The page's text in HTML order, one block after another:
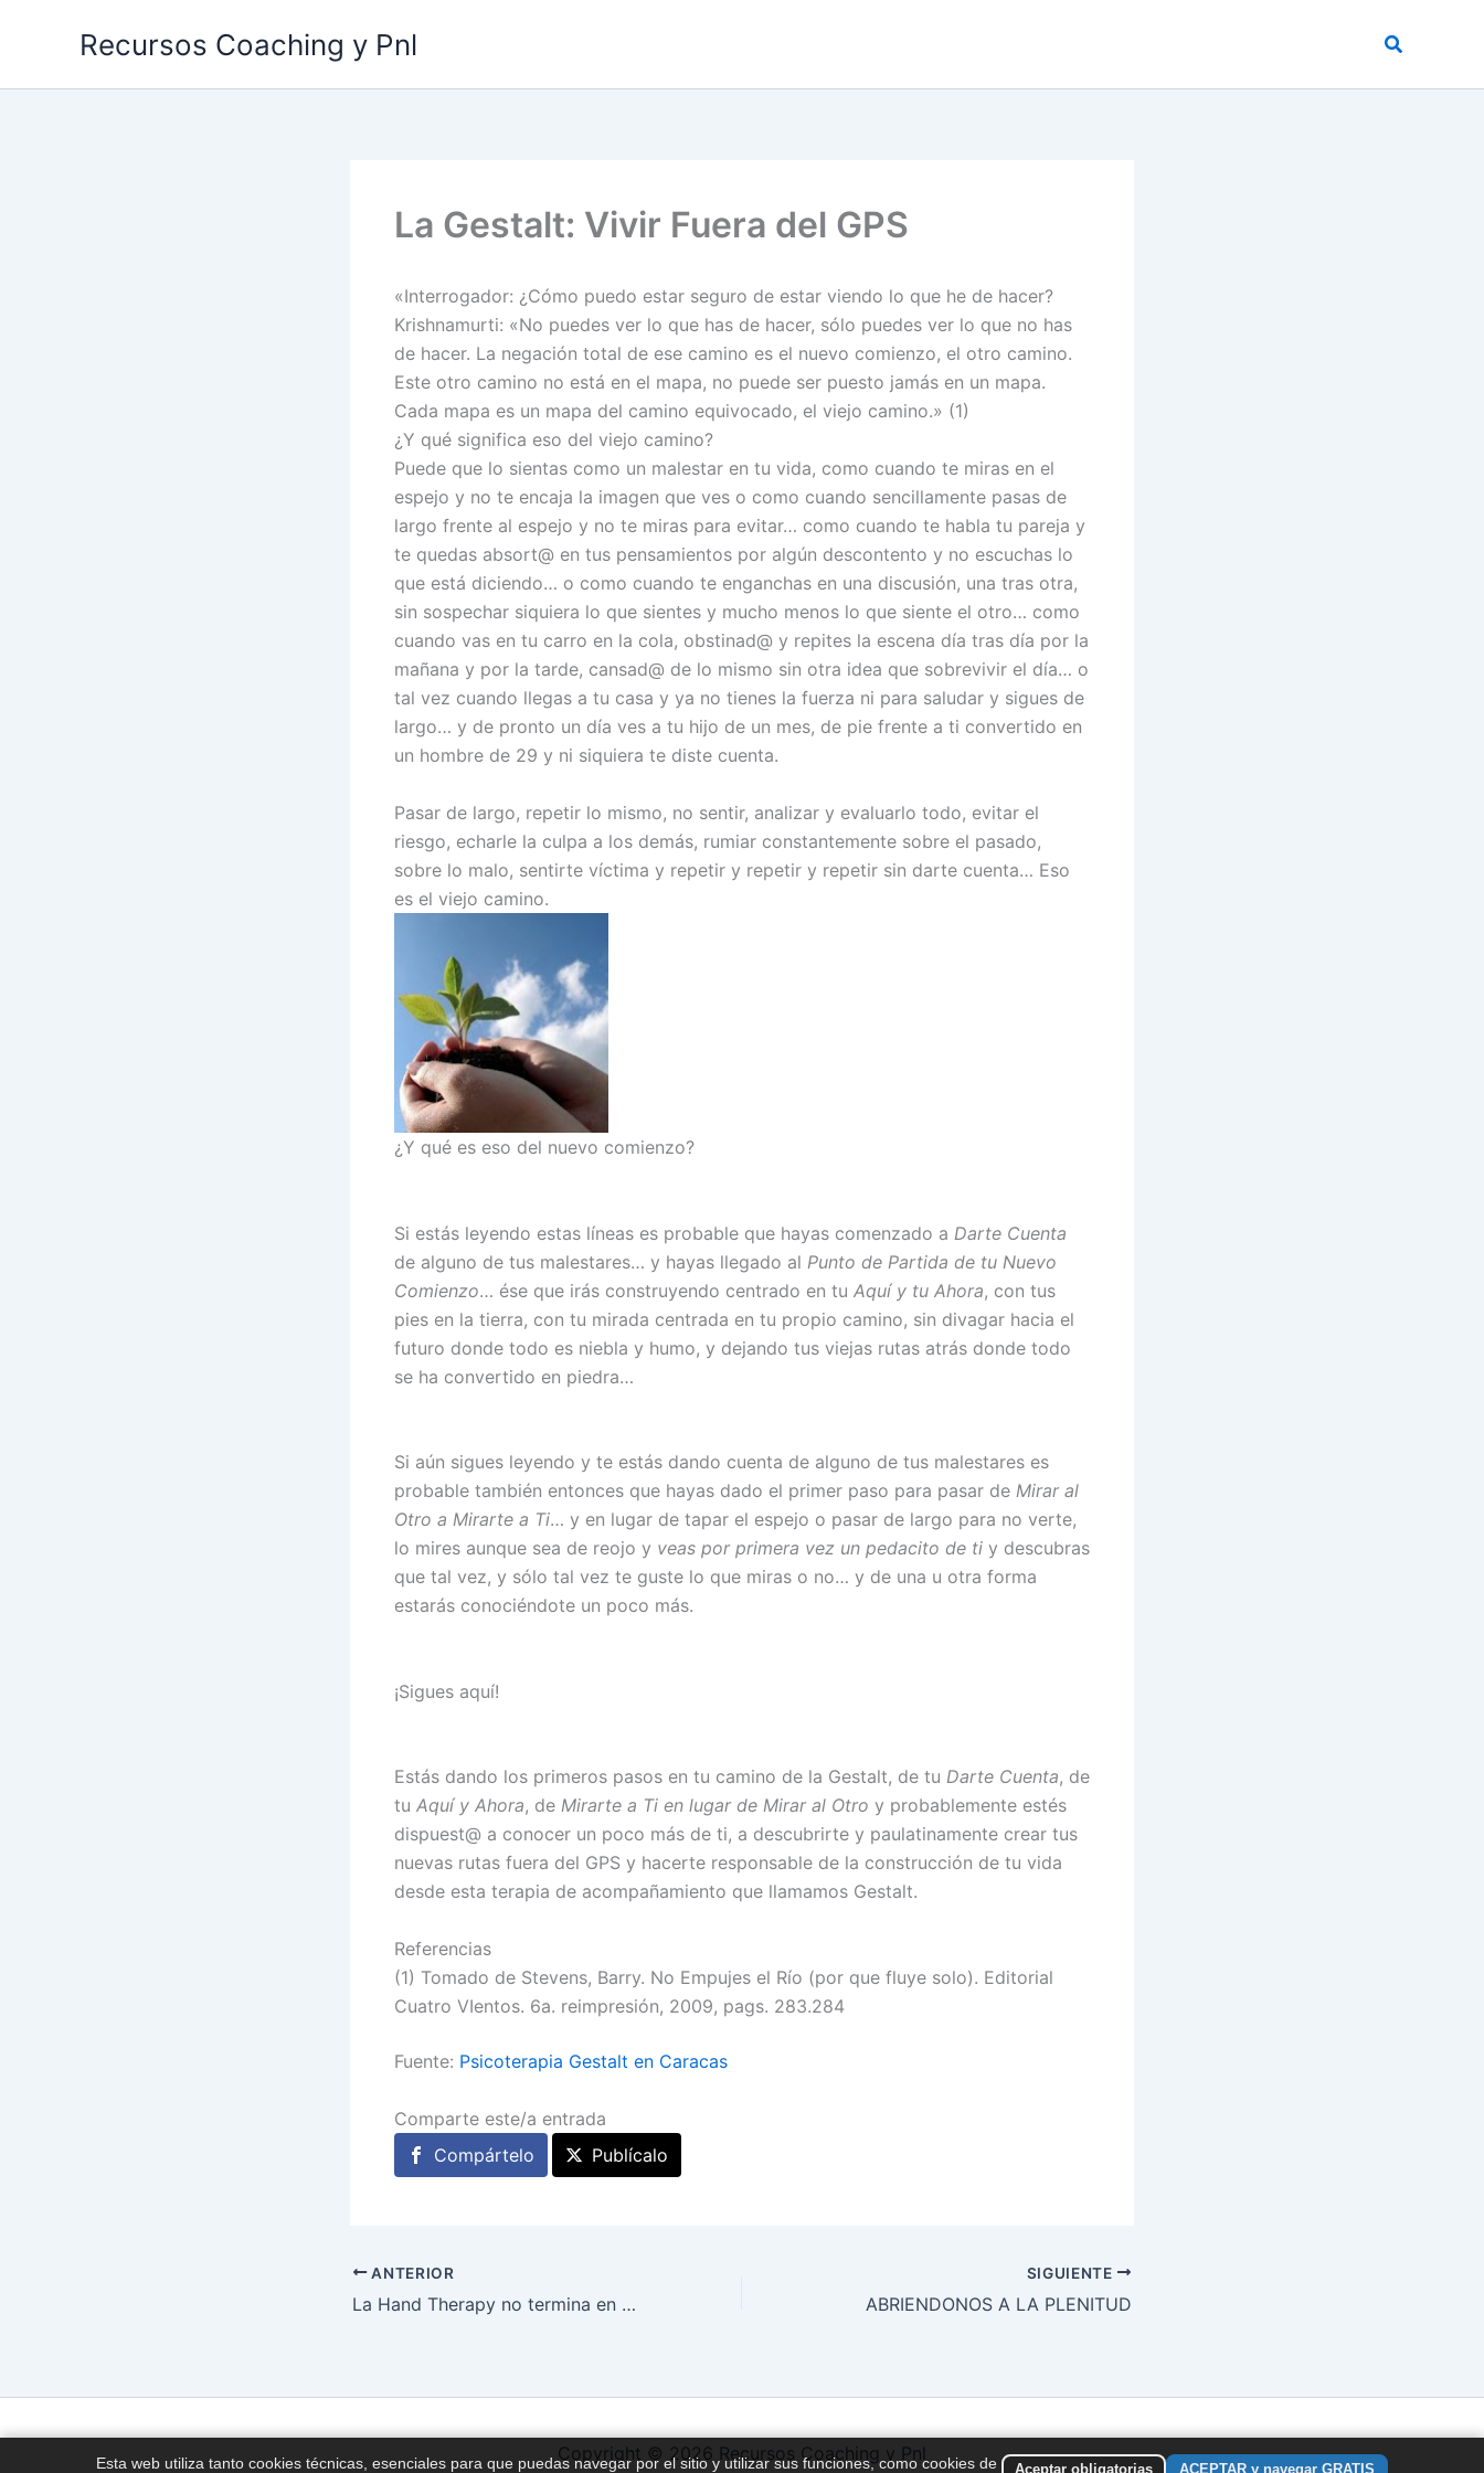
Recursos Coaching y Pnl Buscar
La Gestalt: Vivir Fuera del GPS
«Interrogador: ¿Cómo puedo estar seguro de estar viendo lo que he de hacer?
Krishnamurti: «No puedes ver lo que has de hacer, sólo puedes ver lo que no has
de hacer. La negación total de ese camino es el nuevo comienzo, el otro camino.
Este otro camino no está en el mapa, no puede ser puesto jamás en un mapa.
Cada mapa es un mapa del camino equivocado, el viejo camino.» (1)
¿Y qué significa eso del viejo camino?
Puede que lo sientas como un malestar en tu vida, como cuando te miras en el
espejo y no te encaja la imagen que ves o como cuando sencillamente pasas de
largo frente al espejo y no te miras para evitar… como cuando te habla tu pareja y
te quedas absort@ en tus pensamientos por algún descontento y no escuchas lo
que está diciendo… o como cuando te enganchas en una discusión, una tras otra,
sin sospechar siquiera lo que sientes y mucho menos lo que siente el otro… como
cuando vas en tu carro en la cola, obstinad@ y repites la escena día tras día por la
mañana y por la tarde, cansad@ de lo mismo sin otra idea que sobrevivir el día… o
tal vez cuando llegas a tu casa y ya no tienes la fuerza ni para saludar y sigues de
largo… y de pronto un día ves a tu hijo de un mes, de pie frente a ti convertido en
un hombre de 29 y ni siquiera te diste cuenta.
Pasar de largo, repetir lo mismo, no sentir, analizar y evaluarlo todo, evitar el
riesgo, echarle la culpa a los demás, rumiar constantemente sobre el pasado,
sobre lo malo, sentirte víctima y repetir y repetir y repetir sin darte cuenta… Eso
es el viejo camino.
¿Y qué es eso del nuevo comienzo?
Si estás leyendo estas líneas es probable que hayas comenzado a Darte Cuenta
de alguno de tus malestares… y hayas llegado al Punto de Partida de tu Nuevo
Comienzo… ése que irás construyendo centrado en tu Aquí y tu Ahora, con tus
pies en la tierra, con tu mirada centrada en tu propio camino, sin divagar hacia el
futuro donde todo es niebla y humo, y dejando tus viejas rutas atrás donde todo
se ha convertido en piedra…
Si aún sigues leyendo y te estás dando cuenta de alguno de tus malestares es
probable también entonces que hayas dado el primer paso para pasar de Mirar al
Otro a Mirarte a Ti… y en lugar de tapar el espejo o pasar de largo para no verte,
lo mires aunque sea de reojo y veas por primera vez un pedacito de ti y descubras
que tal vez, y sólo tal vez te guste lo que miras o no… y de una u otra forma
estarás conociéndote un poco más.
¡Sigues aquí!
Estás dando los primeros pasos en tu camino de la Gestalt, de tu Darte Cuenta, de
tu Aquí y Ahora, de Mirarte a Ti en lugar de Mirar al Otro y probablemente estés
dispuest@ a conocer un poco más de ti, a descubrirte y paulatinamente crear tus
nuevas rutas fuera del GPS y hacerte responsable de la construcción de tu vida
desde esta terapia de acompañamiento que llamamos Gestalt.
Referencias
(1) Tomado de Stevens, Barry. No Empujes el Río (por que fluye solo). Editorial
Cuatro VIentos. 6a. reimpresión, 2009, pags. 283.284
Fuente: Psicoterapia Gestalt en Caracas
Comparte este/a entrada
Compártelo
Publícalo
ANTERIOR
La Hand Therapy no termina en #HandFun
SIGUIENTE
ABRIENDONOS A LA PLENITUD
Copyright © 2026 Recursos Coaching y Pnl
Esta web utiliza tanto cookies técnicas, esenciales para que puedas navegar por el sitio y utilizar sus funciones, como cookies de Aceptar obligatorias ACEPTAR y navegar GRATIS